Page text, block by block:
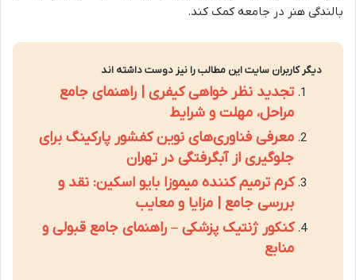
بالندگی هنر در جامعه کمک کند.
دیگر کاربران سایت این مطالب را نیز دوست داشته اند
تجدید نظر خواهی کیفری | راهنمای جامع
مراحل، مهلت و شرایط
معرفی فناوری‌های نوین کفشور پارکینگ برای
جلوگیری از آبگرفتگی در تهران
کرم ترمیم کننده میموزا بایو اسکین: نقد و
بررسی جامع | مزایا و معایب
کنکور ژنتیک پزشکی – راهنمای جامع قبولی و
منابع